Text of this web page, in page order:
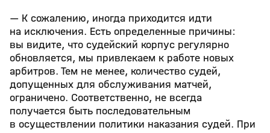
— К сожалению, иногда приходится идти
на исключения. Есть определенные причины:
вы видите, что судейский корпус регулярно
обновляется, мы привлекаем к работе новых
арбитров. Тем не менее, количество судей,
допущенных для обслуживания матчей,
ограничено. Соответственно, не всегда
получается быть последовательным
в осуществлении политики наказания судей. При